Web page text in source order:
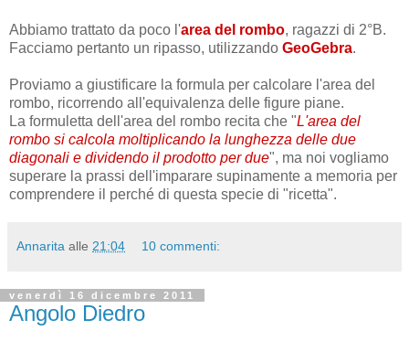
Abbiamo trattato da poco l'area del rombo, ragazzi di 2°B.
Facciamo pertanto un ripasso, utilizzando GeoGebra.
Proviamo a giustificare la formula per calcolare l'area del
rombo, ricorrendo all'equivalenza delle figure piane.
La formuletta dell'area del rombo recita che "L'area del
rombo si calcola moltiplicando la lunghezza delle due
diagonali e dividendo il prodotto per due", ma noi vogliamo
superare la prassi dell'imparare supinamente a memoria per
comprendere il perché di questa specie di "ricetta".
Annarita alle 21:04 10 commenti:
venerdì 16 dicembre 2011
Angolo Diedro